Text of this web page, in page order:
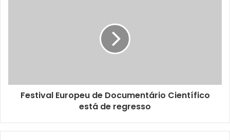
Festival Europeu de Documentário Científico
está de regresso